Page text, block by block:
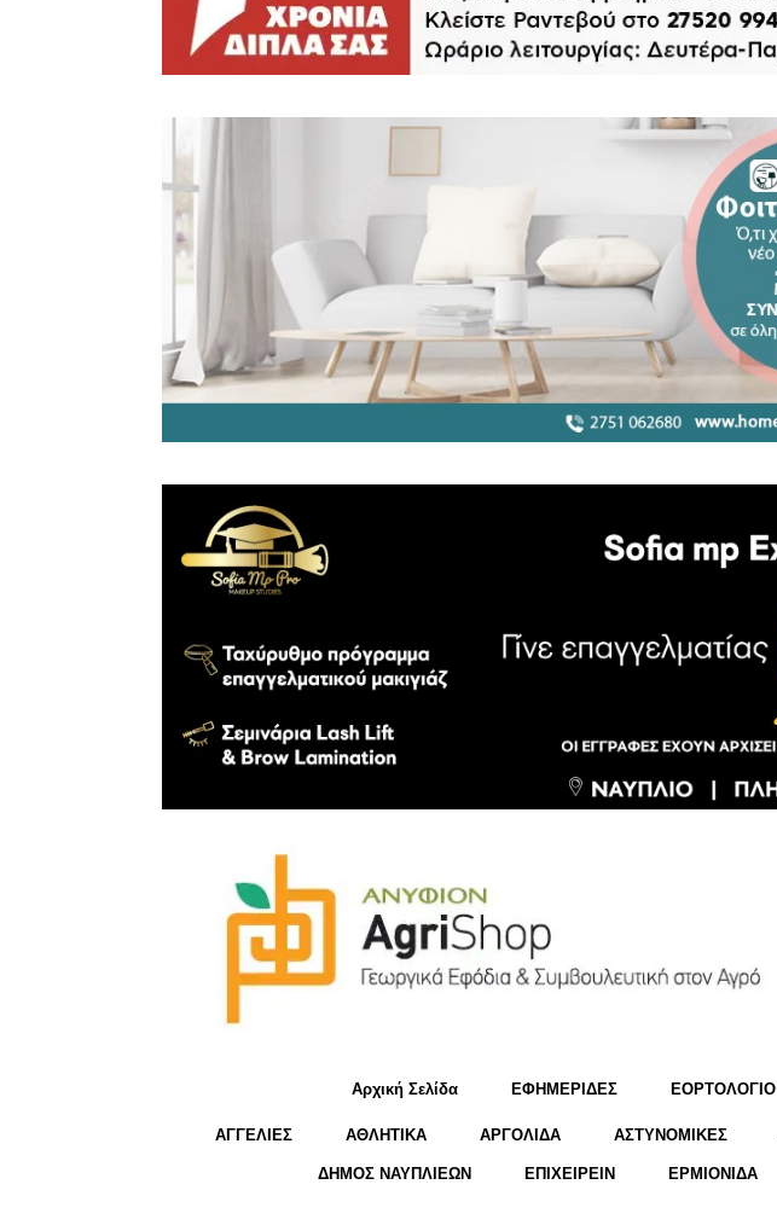
Αρχική Σελίδα ΕΦΗΜΕΡΙΔΕΣ ΕΟΡΤΟΛΟΓΙΟ
ΑΓΓΕΛΙΕΣ ΑΘΛΗΤΙΚΑ ΑΡΓΟΛΙΔΑ ΑΣΤΥΝΟΜΙΚΕΣ
ΔΗΜΟΣ ΝΑΥΠΛΙΕΩΝ ΕΠΙΧΕΙΡΕΙΝ ΕΡΜΙΟΝΙΔΑ